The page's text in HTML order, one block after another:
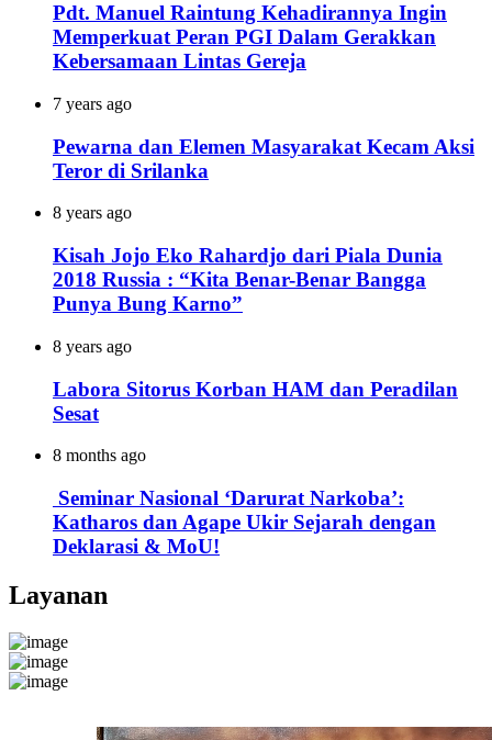
Pdt. Manuel Raintung Kehadirannya Ingin
Memperkuat Peran PGI Dalam Gerakkan
Kebersamaan Lintas Gereja
7 years ago
Pewarna dan Elemen Masyarakat Kecam Aksi
Teror di Srilanka
8 years ago
Kisah Jojo Eko Rahardjo dari Piala Dunia
2018 Russia : “Kita Benar-Benar Bangga
Punya Bung Karno”
8 years ago
Labora Sitorus Korban HAM dan Peradilan
Sesat
8 months ago
Seminar Nasional ‘Darurat Narkoba’:
Katharos dan Agape Ukir Sejarah dengan
Deklarasi & MoU!
Layanan